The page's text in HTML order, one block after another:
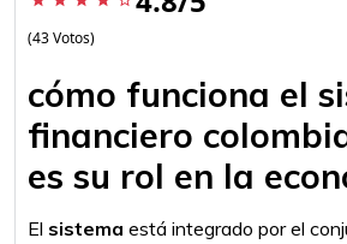
(43 Votos)
cómo funciona el
financiero
es su rol en la
El sistema está integrado por el